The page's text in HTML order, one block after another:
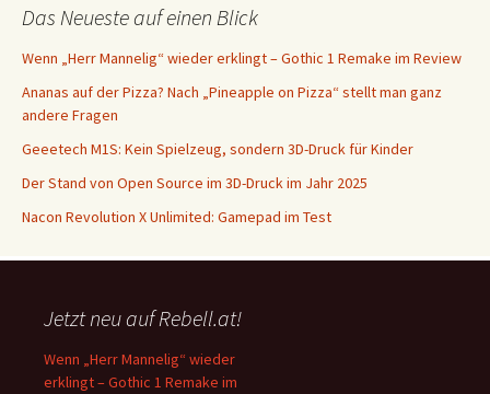
Das Neueste auf einen Blick
Wenn „Herr Mannelig“ wieder erklingt – Gothic 1 Remake im Review
Ananas auf der Pizza? Nach „Pineapple on Pizza“ stellt man ganz
andere Fragen
Geeetech M1S: Kein Spielzeug, sondern 3D-Druck für Kinder
Der Stand von Open Source im 3D-Druck im Jahr 2025
Nacon Revolution X Unlimited: Gamepad im Test
Jetzt neu auf Rebell.at!
Wenn „Herr Mannelig“ wieder
erklingt – Gothic 1 Remake im